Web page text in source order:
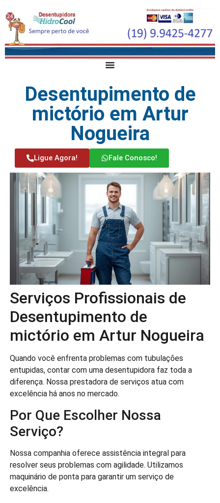
Desentupimento de
mictório em Artur
Nogueira
Ligue Agora! Fale Conosco!
Serviços Profissionais de
Desentupimento de
mictório em Artur Nogueira
Quando você enfrenta problemas com tubulações
entupidas, contar com uma desentupidora faz toda a
diferença. Nossa prestadora de serviços atua com
excelência há anos no mercado.
Por Que Escolher Nossa
Serviço?
Nossa companhia oferece assistência integral para
resolver seus problemas com agilidade. Utilizamos
maquinário de ponta para garantir um serviço de
excelência.